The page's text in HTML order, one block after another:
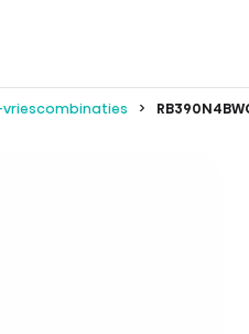
vriescombinaties